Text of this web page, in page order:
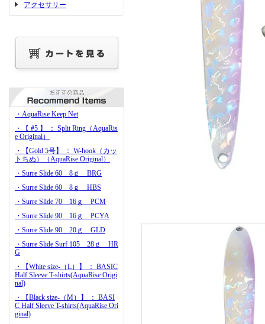
アクセサリー
・AquaRise Keep Net
・【 #5 】 ： Split Ring（AquaRis
e Original）
・【Gold 5号】 ： W-hook（カッ
トちぬ）（AquaRise Original）
・Surre Slide 60 8ｇ BRG
・Surre Slide 60 8ｇ HBS
・Surre Slide 70 16ｇ PCM
・Surre Slide 90 16ｇ PCYA
・Surre Slide 90 20ｇ GLD
・Surre Slide Surf 105 28ｇ HR
G
・【White size-（L）】 ： BASIC
Half Sleeve T-shirts(AquaRise Origi
nal)
・【Black size-（M）】 ： BASI
C Half Sleeve T-shirts(AquaRise Ori
ginal)